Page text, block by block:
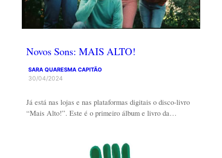
Novos Sons: MAIS ALTO!
SARA QUARESMA CAPITÃO
30/04/2024
Já está nas lojas e nas plataformas digitais o disco-livro
“Mais Alto!”. Este é o primeiro álbum e livro da…